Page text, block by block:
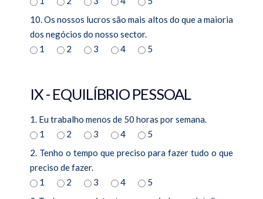
10. Os nossos lucros são mais altos do que a maioria
dos negócios do nosso sector.
1
2 3 4 5
IX - EQUILÍBRIO PESSOAL
1. Eu trabalho menos de 50 horas por semana.
1
2 3 4
5
2. Tenho o tempo que preciso para fazer tudo o que
preciso de fazer.
1
2 3 4
5